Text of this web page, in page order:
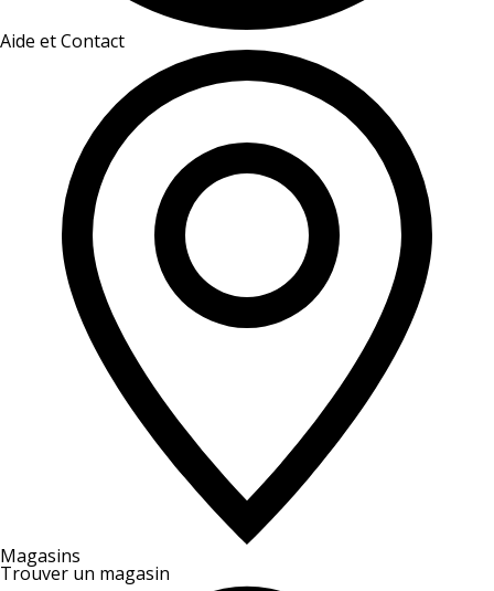
Aide et Contact
Magasins
Trouver un magasin